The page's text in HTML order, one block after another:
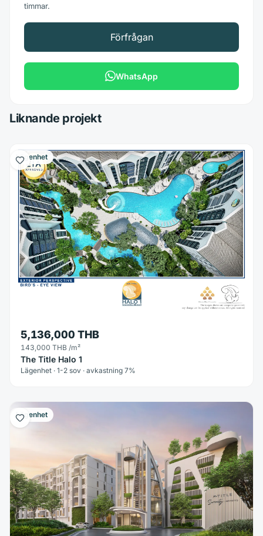
timmar.
Förfrågan
WhatsApp
Liknande projekt
Lägenhet
5,136,000 THB
143,000 THB /m²
The Title Halo 1
Lägenhet · 1-2 sov · avkastning 7%
Lägenhet